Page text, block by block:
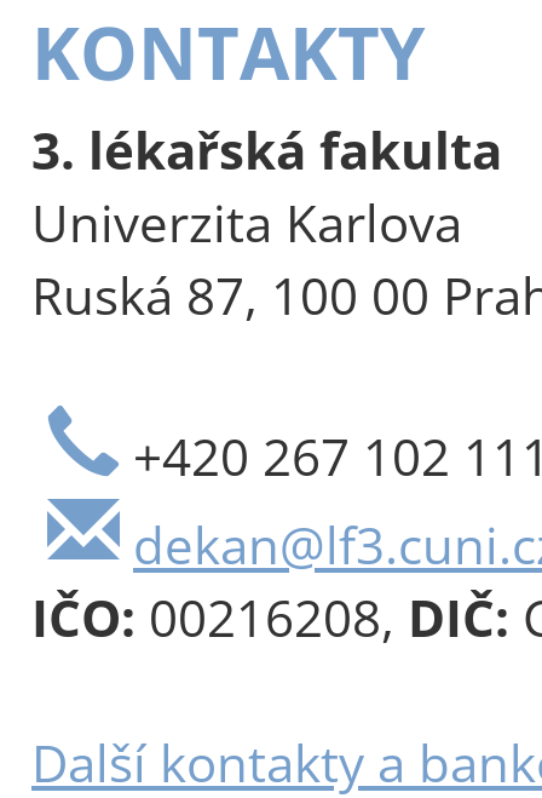
KONTAKTY
3. lékařská fakulta
Univerzita Karlova
Ruská 87, 100 00
+420 267 102
IČO: 00216208, DIČ:
Další kontakty a